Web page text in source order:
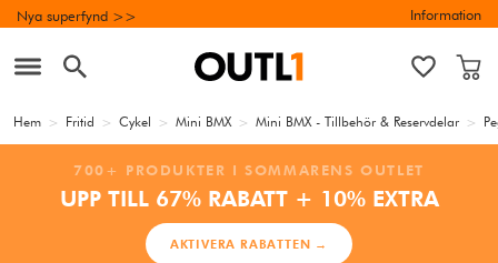
Nya superfynd >> Information
Hem > Fritid > Cykel > Mini BMX > Mini BMX - Tillbehör & Reservdelar >
700+ PRODUKTER I SOMMARENS OUTLET
UPP TILL 67% RABATT + 10% EXTRA
AKTIVERA RABATTEN →